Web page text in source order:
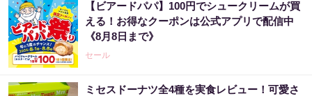
【ビアードパパ】100円でシュークリームが買
える！お得なクーポンは公式アプリで配信中
《8月8日まで》
セール
ミセスドーナツ全4種を実食レビュー！可愛さ